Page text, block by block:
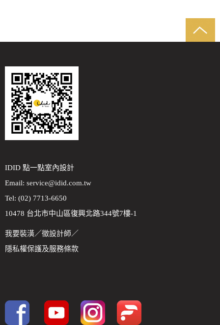
IDID 點一點室內設計
Email: service@idid.com.tw
Tel: (02) 7713-6650
10478 台北市中山區復興北路344號7樓-1
我要裝潢／徵設計師／
隱私權保護及服務條款